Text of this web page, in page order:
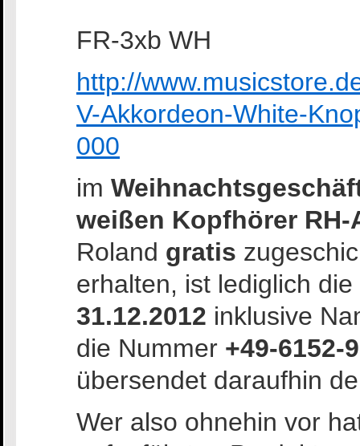
FR-3xb WH
http://
V-Akkordeon-White-
000
im
weißen Kopfhörer RH-
Roland gratis
erhalten, ist lediglich
31.12.2012 inklusive
die Nummer +49-6152-
übersendet daraufhin
Wer also ohnehin vor